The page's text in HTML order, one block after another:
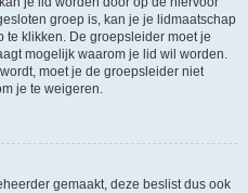
groep is, kan je je lidmaatschap
klikken. De groepsleider moet je
mogelijk waarom je lid wil worden.
moet je de groepsleider niet
je te weigeren.
gemaakt, deze beslist dus ook